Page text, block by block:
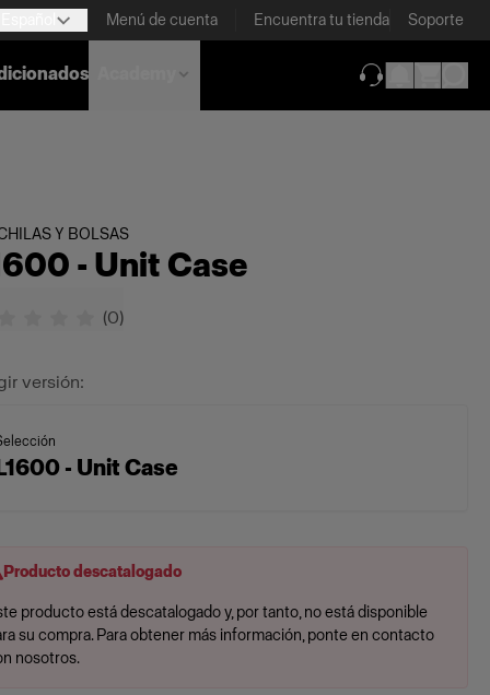
Menú de cuenta Encuentra tu tienda Soporte
Y BOLSAS
- Unit Case
(0)
versión:
- Unit Case
Producto descatalogado
producto está descatalogado y, por tanto, no está disponible
su compra. Para obtener más información, ponte en contacto
nosotros.